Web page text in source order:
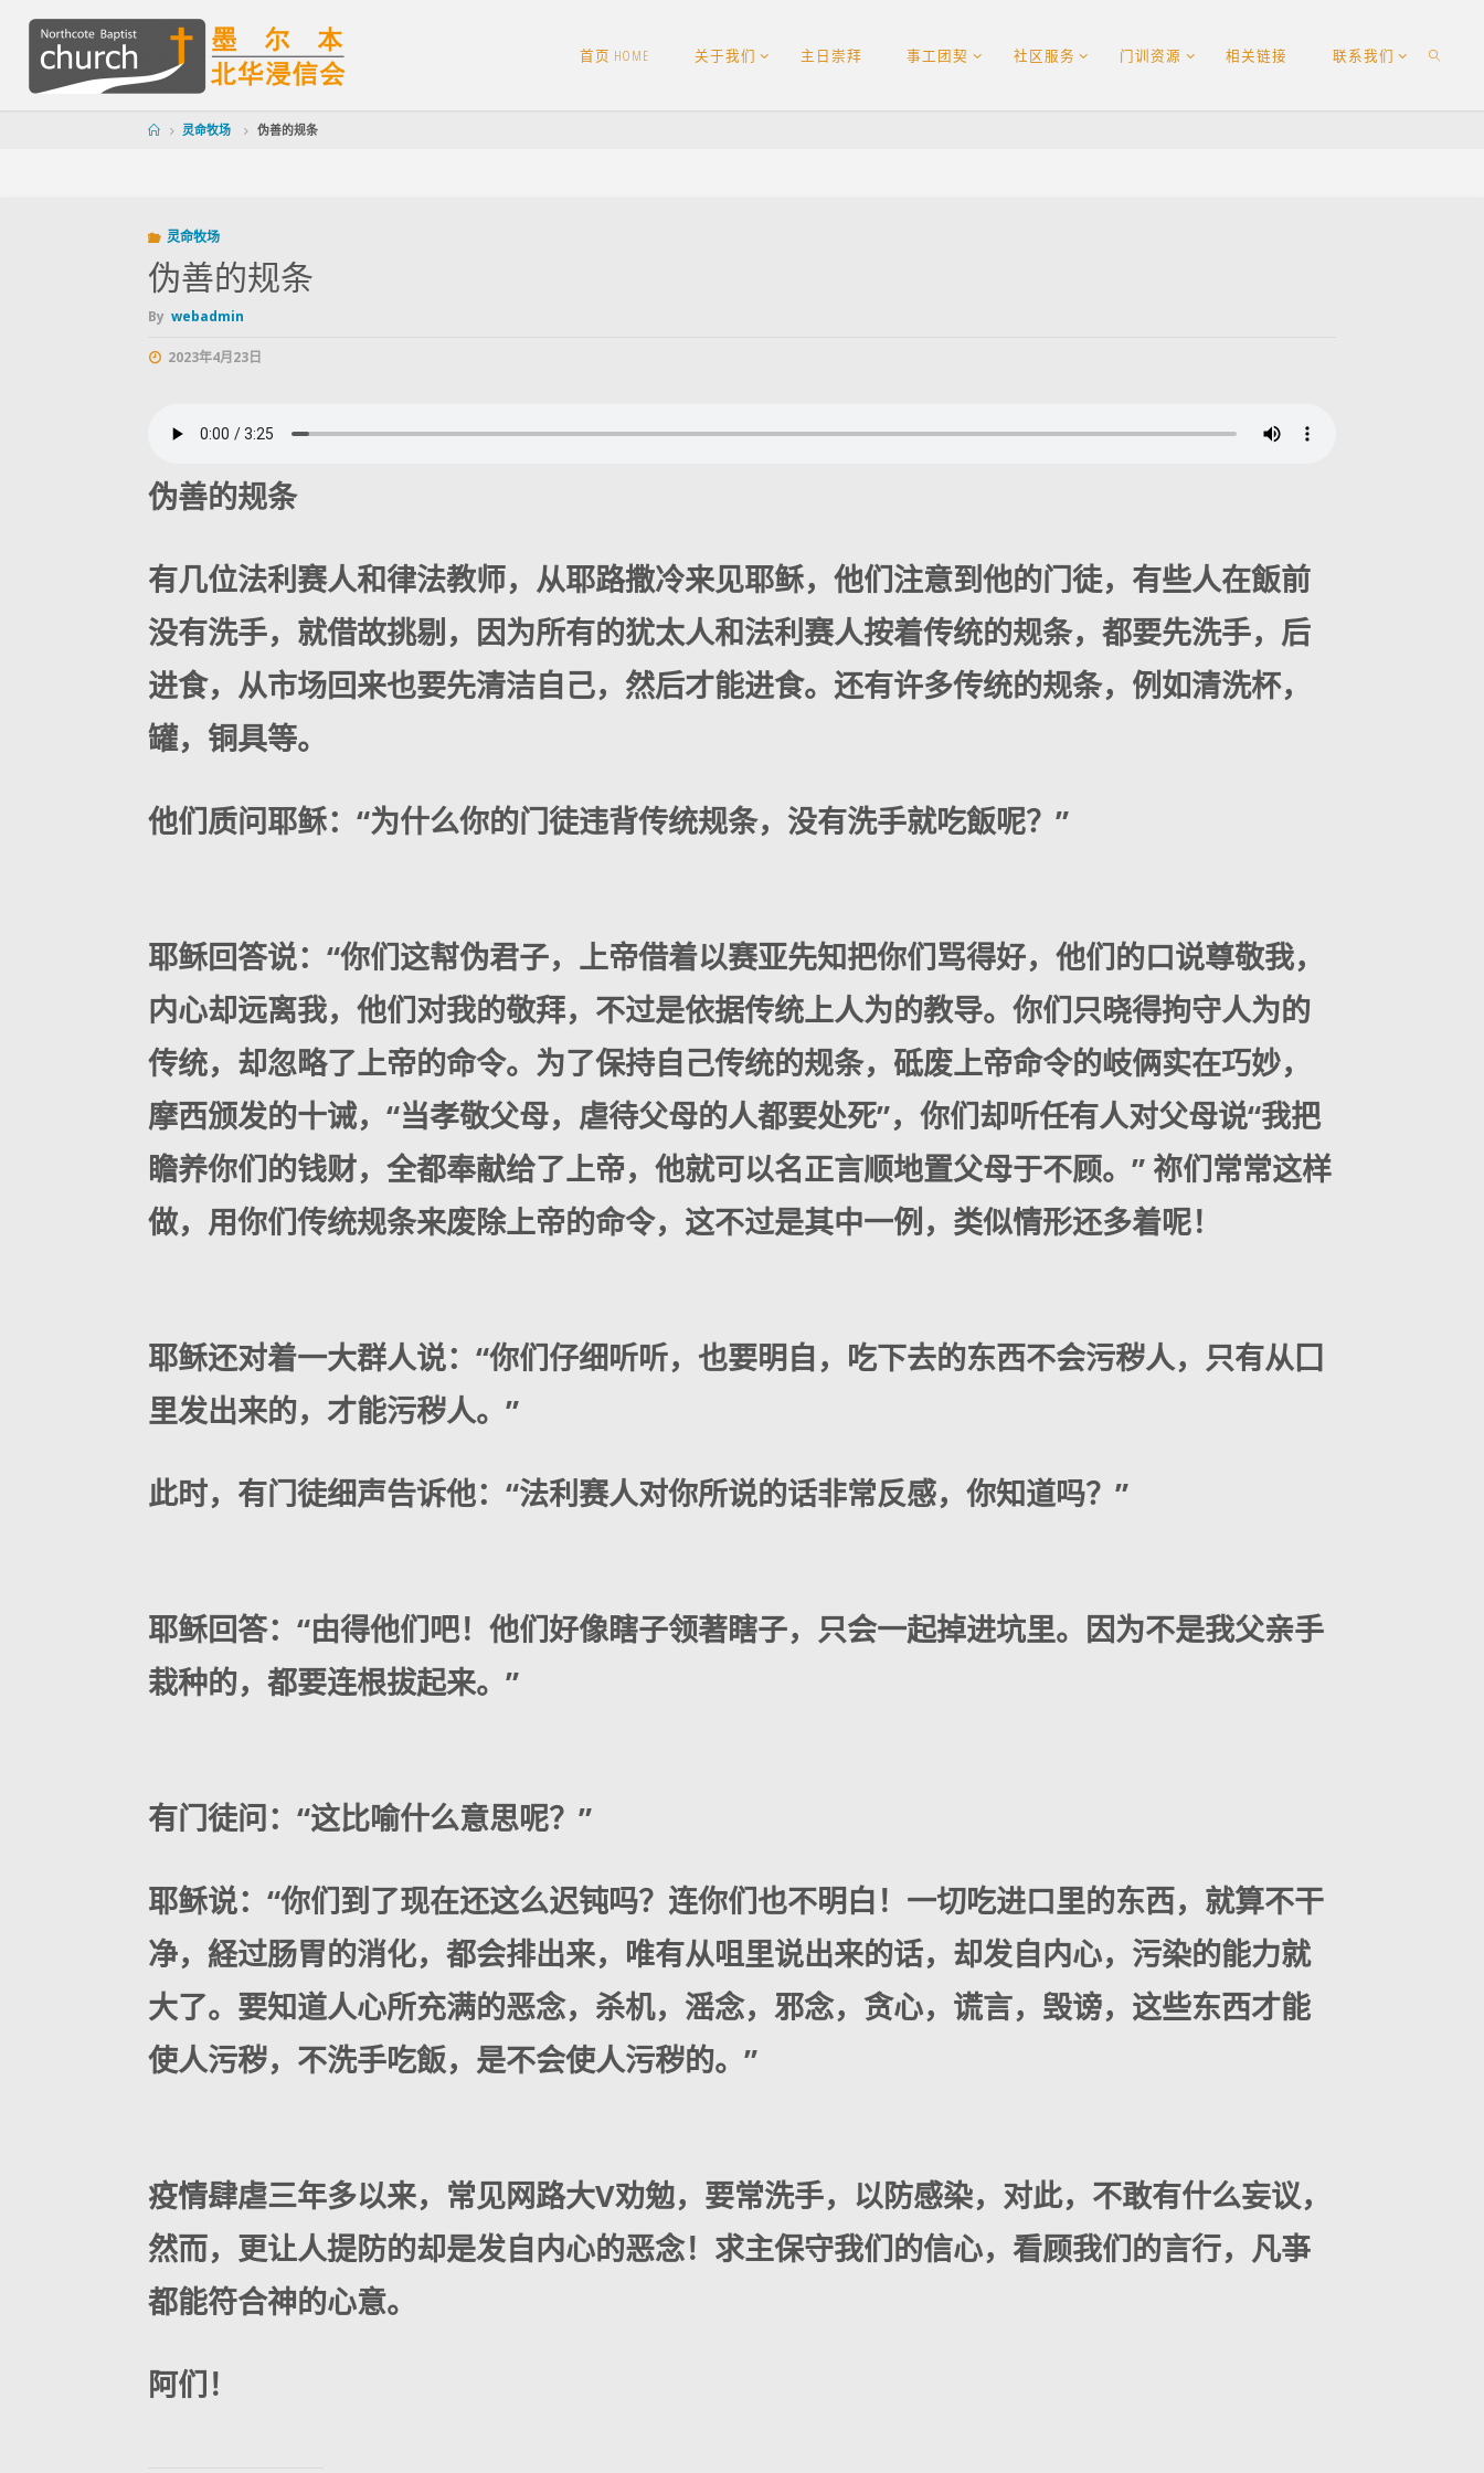
首页 HOME 关于我们 主日崇拜 事工团契 社区服务 门训资源 相关链接 联系我们
灵命牧场 伪善的规条
灵命牧场
伪善的规条
By webadmin
2023年4月23日
伪善的规条
有几位法利赛人和律法教师，从耶路撒冷来见耶稣，他们注意到他的门徒，有些人在飯前
没有洗手，就借故挑剔，因为所有的犹太人和法利赛人按着传统的规条，都要先洗手，后
进食，从市场回来也要先清洁自己，然后才能进食。还有许多传统的规条，例如清洗杯，
罐，铜具等。
他们质问耶稣：“为什么你的门徒违背传统规条，没有洗手就吃飯呢？”
耶稣回答说：“你们这幇伪君子，上帝借着以赛亚先知把你们骂得好，他们的口说尊敬我，
内心却远离我，他们对我的敬拜，不过是依据传统上人为的教导。你们只晓得拘守人为的
传统，却忽略了上帝的命令。为了保持自己传统的规条，砥废上帝命令的岐俩实在巧妙，
摩西颁发的十诫，“当孝敬父母，虐待父母的人都要处死”，你们却听任有人对父母说“我把
瞻养你们的钱财，全都奉献给了上帝，他就可以名正言顺地置父母于不顾。” 祢们常常这样
做，用你们传统规条来废除上帝的命令，这不过是其中一例，类似情形还多着呢！
耶稣还对着一大群人说：“你们仔细听听，也要明自，吃下去的东西不会污秽人，只有从囗
里发出来的，才能污秽人。”
此时，有门徒细声告诉他：“法利赛人对你所说的话非常反感，你知道吗？”
耶稣回答：“由得他们吧！他们好像瞎子领著瞎子，只会一起掉进坑里。因为不是我父亲手
栽种的，都要连根拔起来。”
有门徒问：“这比喻什么意思呢？”
耶稣说：“你们到了现在还这么迟钝吗？连你们也不明白！一切吃进口里的东西，就算不干
净，経过肠胃的消化，都会排出来，唯有从咀里说出来的话，却发自内心，污染的能力就
大了。要知道人心所充满的恶念，杀机，滛念，邪念，贪心，谎言，毁谤，这些东西才能
使人污秽，不洗手吃飯，是不会使人污秽的。”
疫情肆虐三年多以来，常见网路大V劝勉，要常洗手，以防感染，对此，不敢有什么妄议，
然而，更让人提防的却是发自内心的恶念！求主保守我们的信心，看顾我们的言行，凡亊
都能符合神的心意。
阿们！